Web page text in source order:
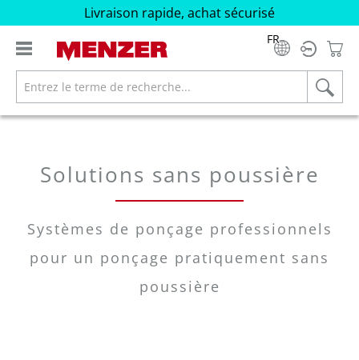
Livraison rapide, achat sécurisé
FR
Solutions sans poussière
Systèmes de ponçage professionnels
pour un ponçage pratiquement sans
poussière